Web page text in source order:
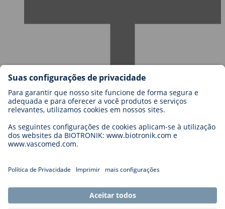
Blog
Contato
Cookie Settings
Legal Disclaimer